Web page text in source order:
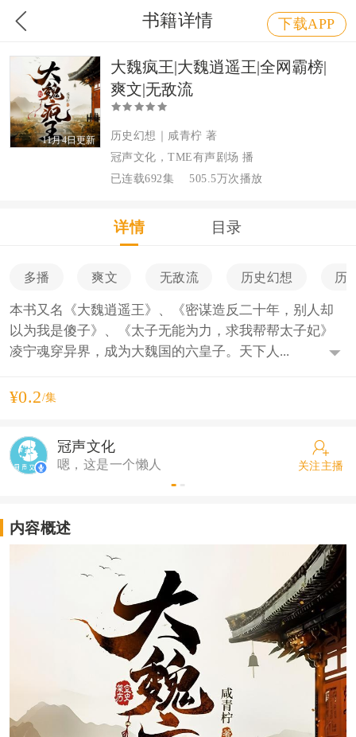
书籍详情 下载APP
11月4日更新
大魏疯王|大魏逍遥王|全网霸榜|
爽文|无敌流
历史幻想｜咸青柠 著
冠声文化，TME有声剧场 播
已连载692集
505.5万次播放
详情 目录
多播 爽文 无敌流 历史幻想 历
本书又名《大魏逍遥王》、《密谋造反二十年，别人却
以为我是傻子》、《太子无能为力，求我帮帮太子妃》
凌宁魂穿异界，成为大魏国的六皇子。天下人...
¥0.2/集
冠声文化
嗯，这是一个懒人 关注主播
内容概述